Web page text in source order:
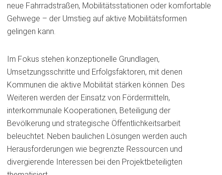
neue Fahrradstraßen, Mobilitätsstationen oder komfortable
Gehwege – der Umstieg auf aktive Mobilitätsformen
gelingen kann.
Im Fokus stehen konzeptionelle Grundlagen,
Umsetzungsschritte und Erfolgsfaktoren, mit denen
Kommunen die aktive Mobilität stärken können. Des
Weiteren werden der Einsatz von Fördermitteln,
interkommunale Kooperationen, Beteiligung der
Bevölkerung und strategische Öffentlichkeitsarbeit
beleuchtet. Neben baulichen Lösungen werden auch
Herausforderungen wie begrenzte Ressourcen und
divergierende Interessen bei den Projektbeteiligten